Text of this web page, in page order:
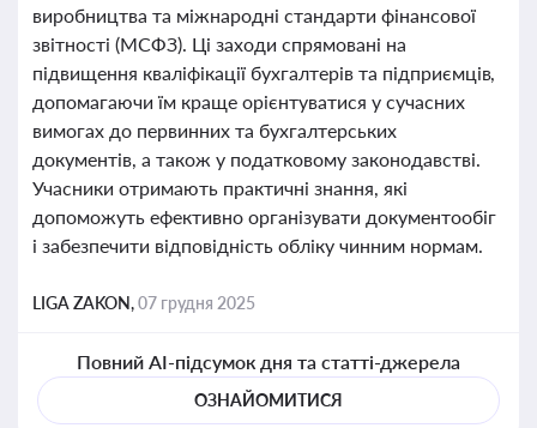
виробництва та міжнародні стандарти фінансової
звітності (МСФЗ). Ці заходи спрямовані на
підвищення кваліфікації бухгалтерів та підприємців,
допомагаючи їм краще орієнтуватися у сучасних
вимогах до первинних та бухгалтерських
документів, а також у податковому законодавстві.
Учасники отримають практичні знання, які
допоможуть ефективно організувати документообіг
і забезпечити відповідність обліку чинним нормам.
LIGA ZAKON,07 грудня 2025
Повний AI-підсумок дня та статті-джерела
ОЗНАЙОМИТИСЯ